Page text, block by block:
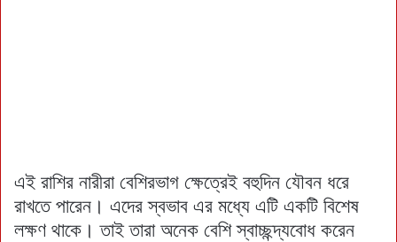
এই রাশির নারীরা বেশিরভাগ ক্ষেত্রেই বহুদিন যৌবন ধরে
রাখতে পারেন। এদের স্বভাব এর মধ্যে এটি একটি বিশেষ
লক্ষণ থাকে। তাই তারা অনেক বেশি স্বাচ্ছন্দ্যবোধ করেন